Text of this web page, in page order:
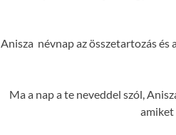
Anisza névnap az összetartozás és
Ma a nap a te neveddel szól,
amiket